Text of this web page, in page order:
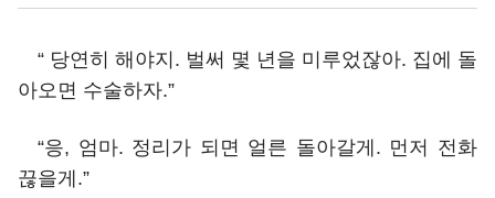
“ 당연히 해야지. 벌써 몇 년을 미루었잖아. 집에 돌
아오면 수술하자.”
“응, 엄마. 정리가 되면 얼른 돌아갈게. 먼저 전화
끊을게.”